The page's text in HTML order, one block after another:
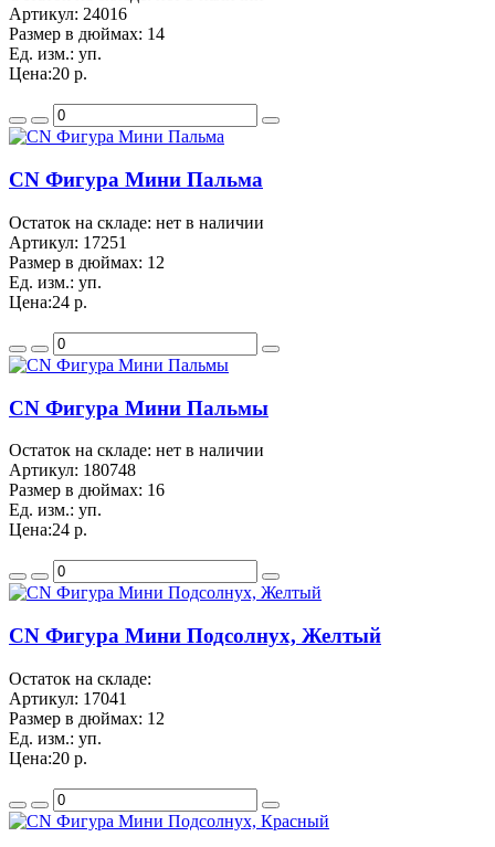
Артикул: 24016
Размер в дюймах: 14
Ед. изм.: уп.
Цена:20 р.
CN Фигура Мини Пальма
Остаток на складе: нет в наличии
Артикул: 17251
Размер в дюймах: 12
Ед. изм.: уп.
Цена:24 р.
CN Фигура Мини Пальмы
Остаток на складе: нет в наличии
Артикул: 180748
Размер в дюймах: 16
Ед. изм.: уп.
Цена:24 р.
CN Фигура Мини Подсолнух, Желтый
Остаток на складе:
Артикул: 17041
Размер в дюймах: 12
Ед. изм.: уп.
Цена:20 р.